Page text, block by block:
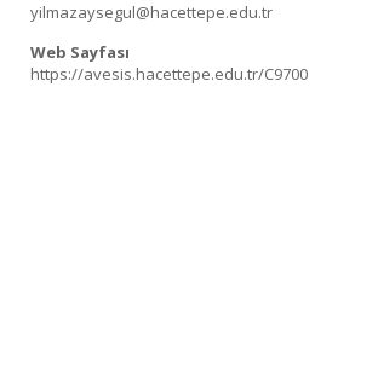
yilmazaysegul@hacettepe.edu.tr
Web Sayfası
https://avesis.hacettepe.edu.tr/C9700